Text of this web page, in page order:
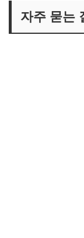
자주 묻는